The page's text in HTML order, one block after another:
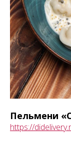
Пельмени
https://